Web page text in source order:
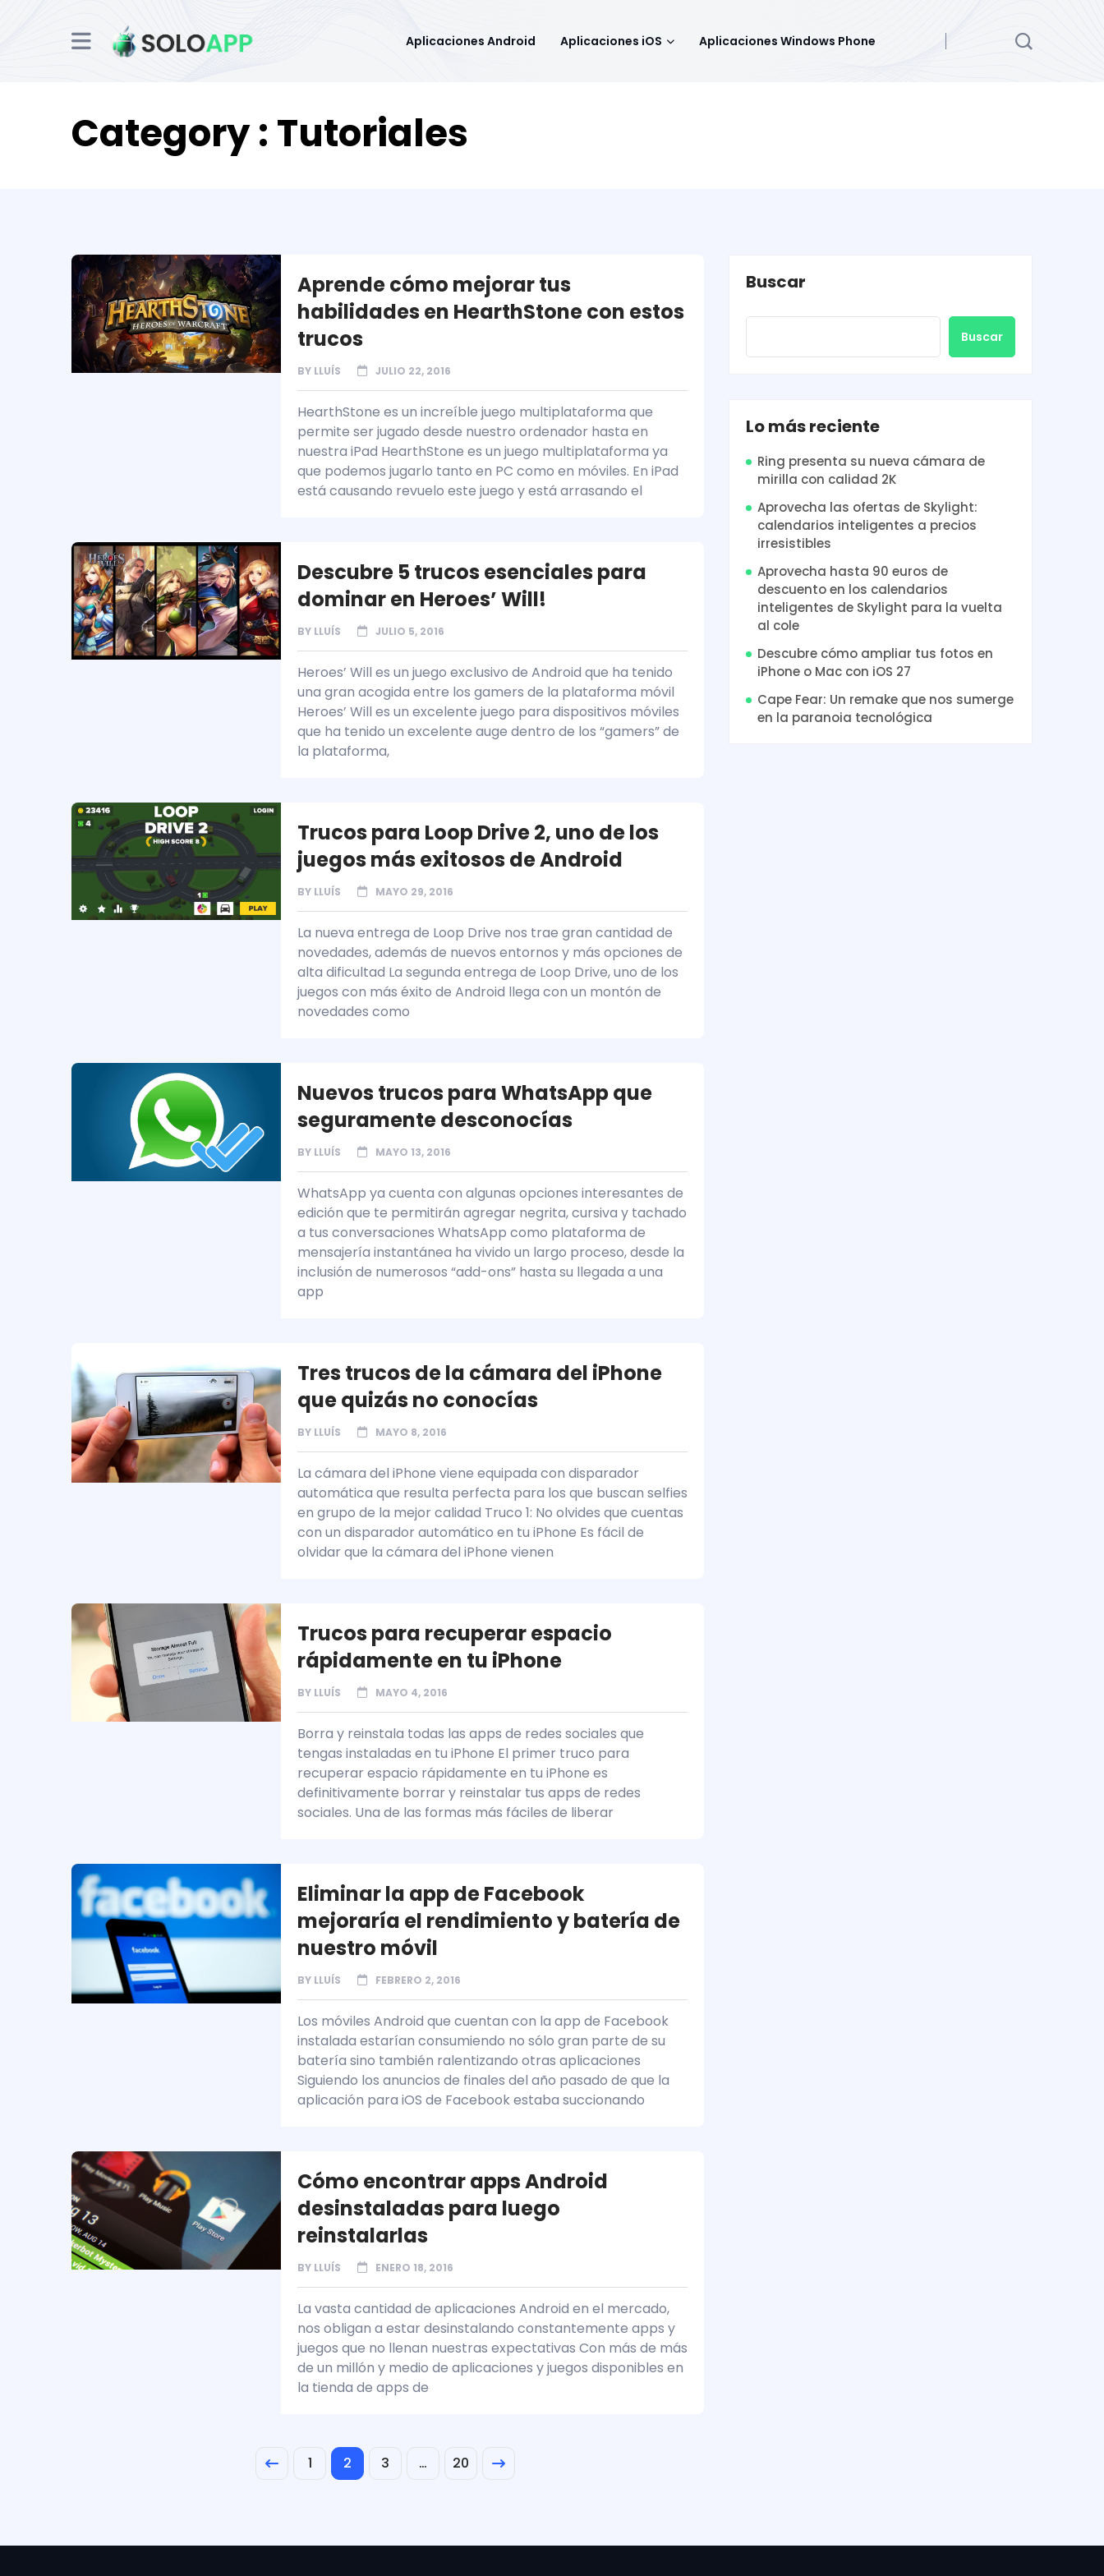
Aplicaciones Android Aplicaciones iOS Aplicaciones Windows Phone
Category : Tutoriales
Aprende cómo mejorar tus
habilidades en HearthStone con estos
trucos
BY LLUÍS JULIO 22, 2016
HearthStone es un increíble juego multiplataforma que
permite ser jugado desde nuestro ordenador hasta en
nuestra iPad HearthStone es un juego multiplataforma ya
que podemos jugarlo tanto en PC como en móviles. En iPad
está causando revuelo este juego y está arrasando el
Descubre 5 trucos esenciales para
dominar en Heroes’ Will!
BY LLUÍS JULIO 5, 2016
Heroes’ Will es un juego exclusivo de Android que ha tenido
una gran acogida entre los gamers de la plataforma móvil
Heroes’ Will es un excelente juego para dispositivos móviles
que ha tenido un excelente auge dentro de los “gamers” de
la plataforma,
Trucos para Loop Drive 2, uno de los
juegos más exitosos de Android
BY LLUÍS MAYO 29, 2016
La nueva entrega de Loop Drive nos trae gran cantidad de
novedades, además de nuevos entornos y más opciones de
alta dificultad La segunda entrega de Loop Drive, uno de los
juegos con más éxito de Android llega con un montón de
novedades como
Nuevos trucos para WhatsApp que
seguramente desconocías
BY LLUÍS MAYO 13, 2016
WhatsApp ya cuenta con algunas opciones interesantes de
edición que te permitirán agregar negrita, cursiva y tachado
a tus conversaciones WhatsApp como plataforma de
mensajería instantánea ha vivido un largo proceso, desde la
inclusión de numerosos “add-ons” hasta su llegada a una
app
Tres trucos de la cámara del iPhone
que quizás no conocías
BY LLUÍS MAYO 8, 2016
La cámara del iPhone viene equipada con disparador
automática que resulta perfecta para los que buscan selfies
en grupo de la mejor calidad Truco 1: No olvides que cuentas
con un disparador automático en tu iPhone Es fácil de
olvidar que la cámara del iPhone vienen
Trucos para recuperar espacio
rápidamente en tu iPhone
BY LLUÍS MAYO 4, 2016
Borra y reinstala todas las apps de redes sociales que
tengas instaladas en tu iPhone El primer truco para
recuperar espacio rápidamente en tu iPhone es
definitivamente borrar y reinstalar tus apps de redes
sociales. Una de las formas más fáciles de liberar
Eliminar la app de Facebook
mejoraría el rendimiento y batería de
nuestro móvil
BY LLUÍS FEBRERO 2, 2016
Los móviles Android que cuentan con la app de Facebook
instalada estarían consumiendo no sólo gran parte de su
batería sino también ralentizando otras aplicaciones
Siguiendo los anuncios de finales del año pasado de que la
aplicación para iOS de Facebook estaba succionando
Cómo encontrar apps Android
desinstaladas para luego
reinstalarlas
BY LLUÍS ENERO 18, 2016
La vasta cantidad de aplicaciones Android en el mercado,
nos obligan a estar desinstalando constantemente apps y
juegos que no llenan nuestras expectativas Con más de más
de un millón y medio de aplicaciones y juegos disponibles en
la tienda de apps de
1 2 3 … 20
Buscar
Buscar
Lo más reciente
Ring presenta su nueva cámara de
mirilla con calidad 2K
Aprovecha las ofertas de Skylight:
calendarios inteligentes a precios
irresistibles
Aprovecha hasta 90 euros de
descuento en los calendarios
inteligentes de Skylight para la vuelta
al cole
Descubre cómo ampliar tus fotos en
iPhone o Mac con iOS 27
Cape Fear: Un remake que nos sumerge
en la paranoia tecnológica